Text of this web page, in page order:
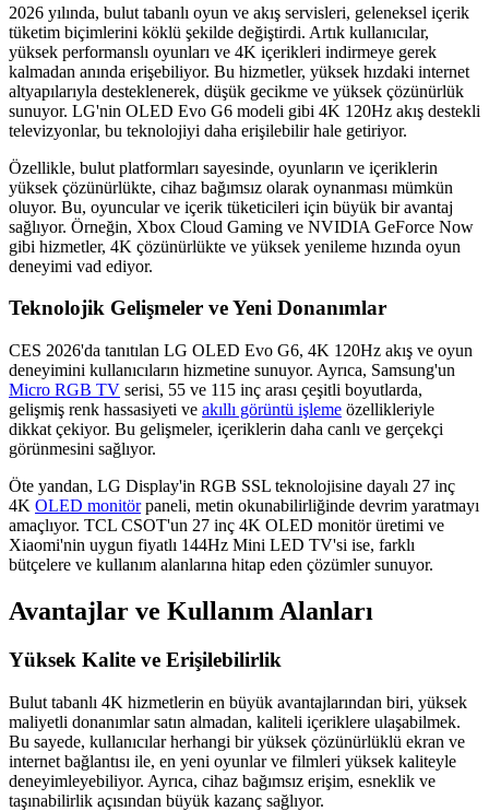
2026 yılında, bulut tabanlı oyun ve akış servisleri, geleneksel içerik
tüketim biçimlerini köklü şekilde değiştirdi. Artık kullanıcılar,
yüksek performanslı oyunları ve 4K içerikleri indirmeye gerek
kalmadan anında erişebiliyor. Bu hizmetler, yüksek hızdaki internet
altyapılarıyla desteklenerek, düşük gecikme ve yüksek çözünürlük
sunuyor. LG'nin OLED Evo G6 modeli gibi 4K 120Hz akış destekli
televizyonlar, bu teknolojiyi daha erişilebilir hale getiriyor.
Özellikle, bulut platformları sayesinde, oyunların ve içeriklerin
yüksek çözünürlükte, cihaz bağımsız olarak oynanması mümkün
oluyor. Bu, oyuncular ve içerik tüketicileri için büyük bir avantaj
sağlıyor. Örneğin, Xbox Cloud Gaming ve NVIDIA GeForce Now
gibi hizmetler, 4K çözünürlükte ve yüksek yenileme hızında oyun
deneyimi vad ediyor.
Teknolojik Gelişmeler ve Yeni Donanımlar
CES 2026'da tanıtılan LG OLED Evo G6, 4K 120Hz akış ve oyun
deneyimini kullanıcıların hizmetine sunuyor. Ayrıca, Samsung'un
Micro RGB TV serisi, 55 ve 115 inç arası çeşitli boyutlarda,
gelişmiş renk hassasiyeti ve akıllı görüntü işleme özellikleriyle
dikkat çekiyor. Bu gelişmeler, içeriklerin daha canlı ve gerçekçi
görünmesini sağlıyor.
Öte yandan, LG Display'in RGB SSL teknolojisine dayalı 27 inç
4K OLED monitörpaneli, metin okunabilirliğinde devrim yaratmayı
amaçlıyor. TCL CSOT'un 27 inç 4K OLED monitör üretimi ve
Xiaomi'nin uygun fiyatlı 144Hz Mini LED TV'si ise, farklı
bütçelere ve kullanım alanlarına hitap eden çözümler sunuyor.
Avantajlar ve Kullanım Alanları
Yüksek Kalite ve Erişilebilirlik
Bulut tabanlı 4K hizmetlerin en büyük avantajlarından biri, yüksek
maliyetli donanımlar satın almadan, kaliteli içeriklere ulaşabilmek.
Bu sayede, kullanıcılar herhangi bir yüksek çözünürlüklü ekran ve
internet bağlantısı ile, en yeni oyunlar ve filmleri yüksek kaliteyle
deneyimleyebiliyor. Ayrıca, cihaz bağımsız erişim, esneklik ve
taşınabilirlik açısından büyük kazanç sağlıyor.